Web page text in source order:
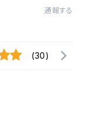
通報する
(30)